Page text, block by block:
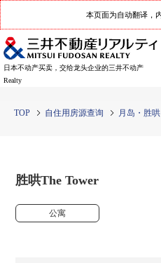
本页面为自动翻译，
日本不动产买卖，交给龙头企业的三井不动产
Realty
TOP 自住用房源查询 月岛・胜哄
胜哄The Tower
公寓